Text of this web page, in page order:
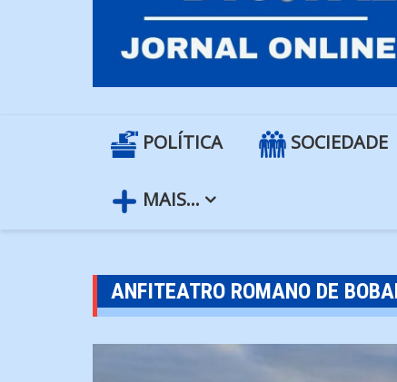
POLÍTICA SOCIEDADE
MAIS…
ANFITEATRO ROMANO DE